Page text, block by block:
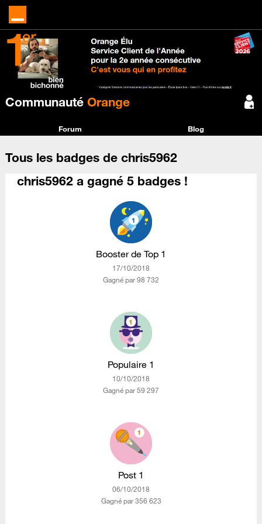
Communauté Orange
Forum Blog
Tous les badges de chris5962
chris5962 a gagné 5 badges !
Booster de Top 1
‎17/10/2018
Gagné par 98 732
Populaire 1
‎10/10/2018
Gagné par 59 297
Post 1
‎06/10/2018
Gagné par 356 623